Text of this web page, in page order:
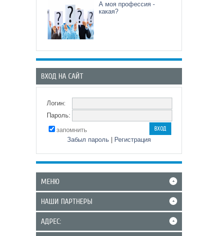
А моя профессия -
какая?
ВХОД НА САЙТ
Логин:
Пароль:
запомнить
Забыл пароль
Регистрация
МЕНЮ +
НАШИ ПАРТНЕРЫ +
АДРЕС: +